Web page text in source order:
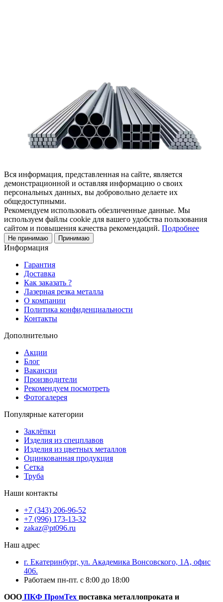
Вся информация, представленная на сайте, является
демонстрационной и оставляя информацию о своих
персональных данных, вы добровольно делаете их
общедоступными.
Рекомендуем использовать обезличенные данные. Мы
используем файлы cookie для вашего удобства пользования
сайтом и повышения качества рекомендаций. Подробнее
Не принимаю Принимаю
Информация
Гарантия
Доставка
Как заказать ?
Лазерная резка металла
О компании
Политика конфиденциальности
Контакты
Дополнительно
Акции
Блог
Вакансии
Производители
Рекомендуем посмотреть
Фотогалерея
Популярные категории
Заклёпки
Изделия из спецплавов
Изделия из цветных металлов
Оцинкованная продукция
Сетка
Труба
Наши контакты
+7 (343) 206-96-52
+7 (996) 173-13-32
zakaz@pt096.ru
Наш адрес
г. Екатеринбург, ул. Академика Вонсовского, 1А, офис
406.
Работаем пн-пт. с 8:00 до 18:00
ООО ПКФ ПромТех поставка металлопроката и